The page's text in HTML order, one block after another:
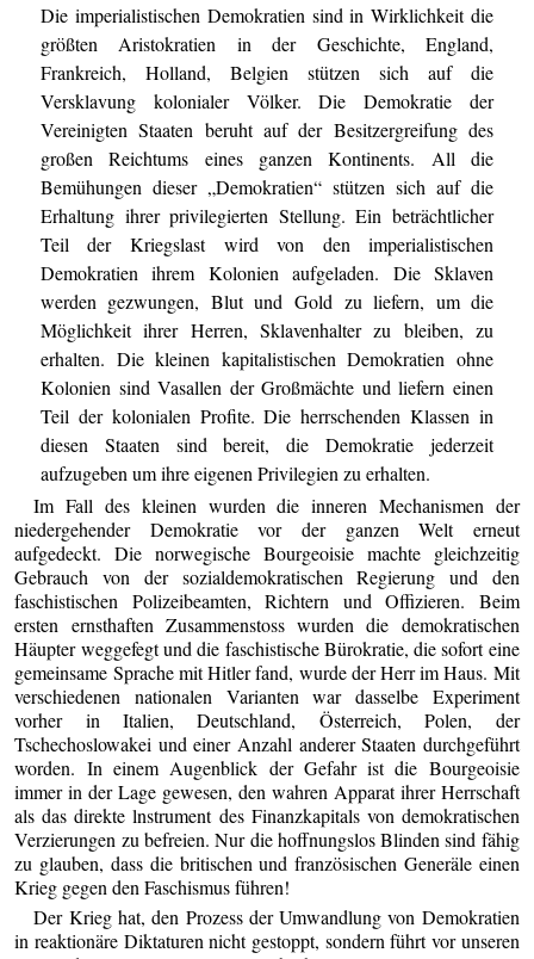
Die imperialistischen Demokratien sind in Wirklichkeit die
größten Aristokratien in der Geschichte, England,
Frankreich, Holland, Belgien stützen sich auf die
Versklavung kolonialer Völker. Die Demokratie der
Vereinigten Staaten beruht auf der Besitzergreifung des
großen Reichtums eines ganzen Kontinents. All die
Bemühungen dieser „Demokratien“ stützen sich auf die
Erhaltung ihrer privilegierten Stellung. Ein beträchtlicher
Teil der Kriegslast wird von den imperialistischen
Demokratien ihrem Kolonien aufgeladen. Die Sklaven
werden gezwungen, Blut und Gold zu liefern, um die
Möglichkeit ihrer Herren, Sklavenhalter zu bleiben, zu
erhalten. Die kleinen kapitalistischen Demokratien ohne
Kolonien sind Vasallen der Großmächte und liefern einen
Teil der kolonialen Profite. Die herrschenden Klassen in
diesen Staaten sind bereit, die Demokratie jederzeit
aufzugeben um ihre eigenen Privilegien zu erhalten.
Im Fall des kleinen wurden die inneren Mechanismen der
niedergehender Demokratie vor der ganzen Welt erneut
aufgedeckt. Die norwegische Bourgeoisie machte gleichzeitig
Gebrauch von der sozialdemokratischen Regierung und den
faschistischen Polizeibeamten, Richtern und Offizieren. Beim
ersten ernsthaften Zusammenstoss wurden die demokratischen
Häupter weggefegt und die faschistische Bürokratie, die sofort eine
gemeinsame Sprache mit Hitler fand, wurde der Herr im Haus. Mit
verschiedenen nationalen Varianten war dasselbe Experiment
vorher in Italien, Deutschland, Österreich, Polen, der
Tschechoslowakei und einer Anzahl anderer Staaten durchgeführt
worden. In einem Augenblick der Gefahr ist die Bourgeoisie
immer in der Lage gewesen, den wahren Apparat ihrer Herrschaft
als das direkte lnstrument des Finanzkapitals von demokratischen
Verzierungen zu befreien. Nur die hoffnungslos Blinden sind fähig
zu glauben, dass die britischen und französischen Generäle einen
Krieg gegen den Faschismus führen!
Der Krieg hat, den Prozess der Umwandlung von Demokratien
in reaktionäre Diktaturen nicht gestoppt, sondern führt vor unseren